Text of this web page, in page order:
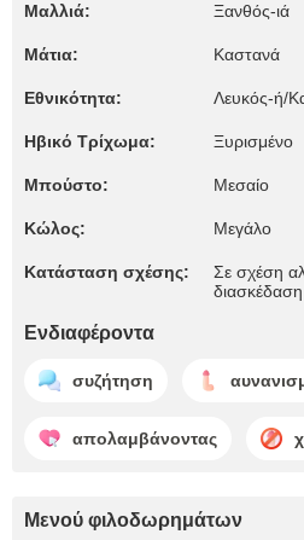
Μαλλιά: Ξανθός-ιά
Μάτια: Καστανά
Εθνικότητα: Λευκός-ή/
Ηβικό Τρίχωμα: Ξυρισμένο
Μπούστο: Μεσαίο
Κώλος: Μεγάλο
Κατάσταση σχέσης:
Σε σχέση
διασκέδαση
Ενδιαφέροντα
συζήτηση
απολαμβάνοντας
Μενού φιλοδωρημάτων